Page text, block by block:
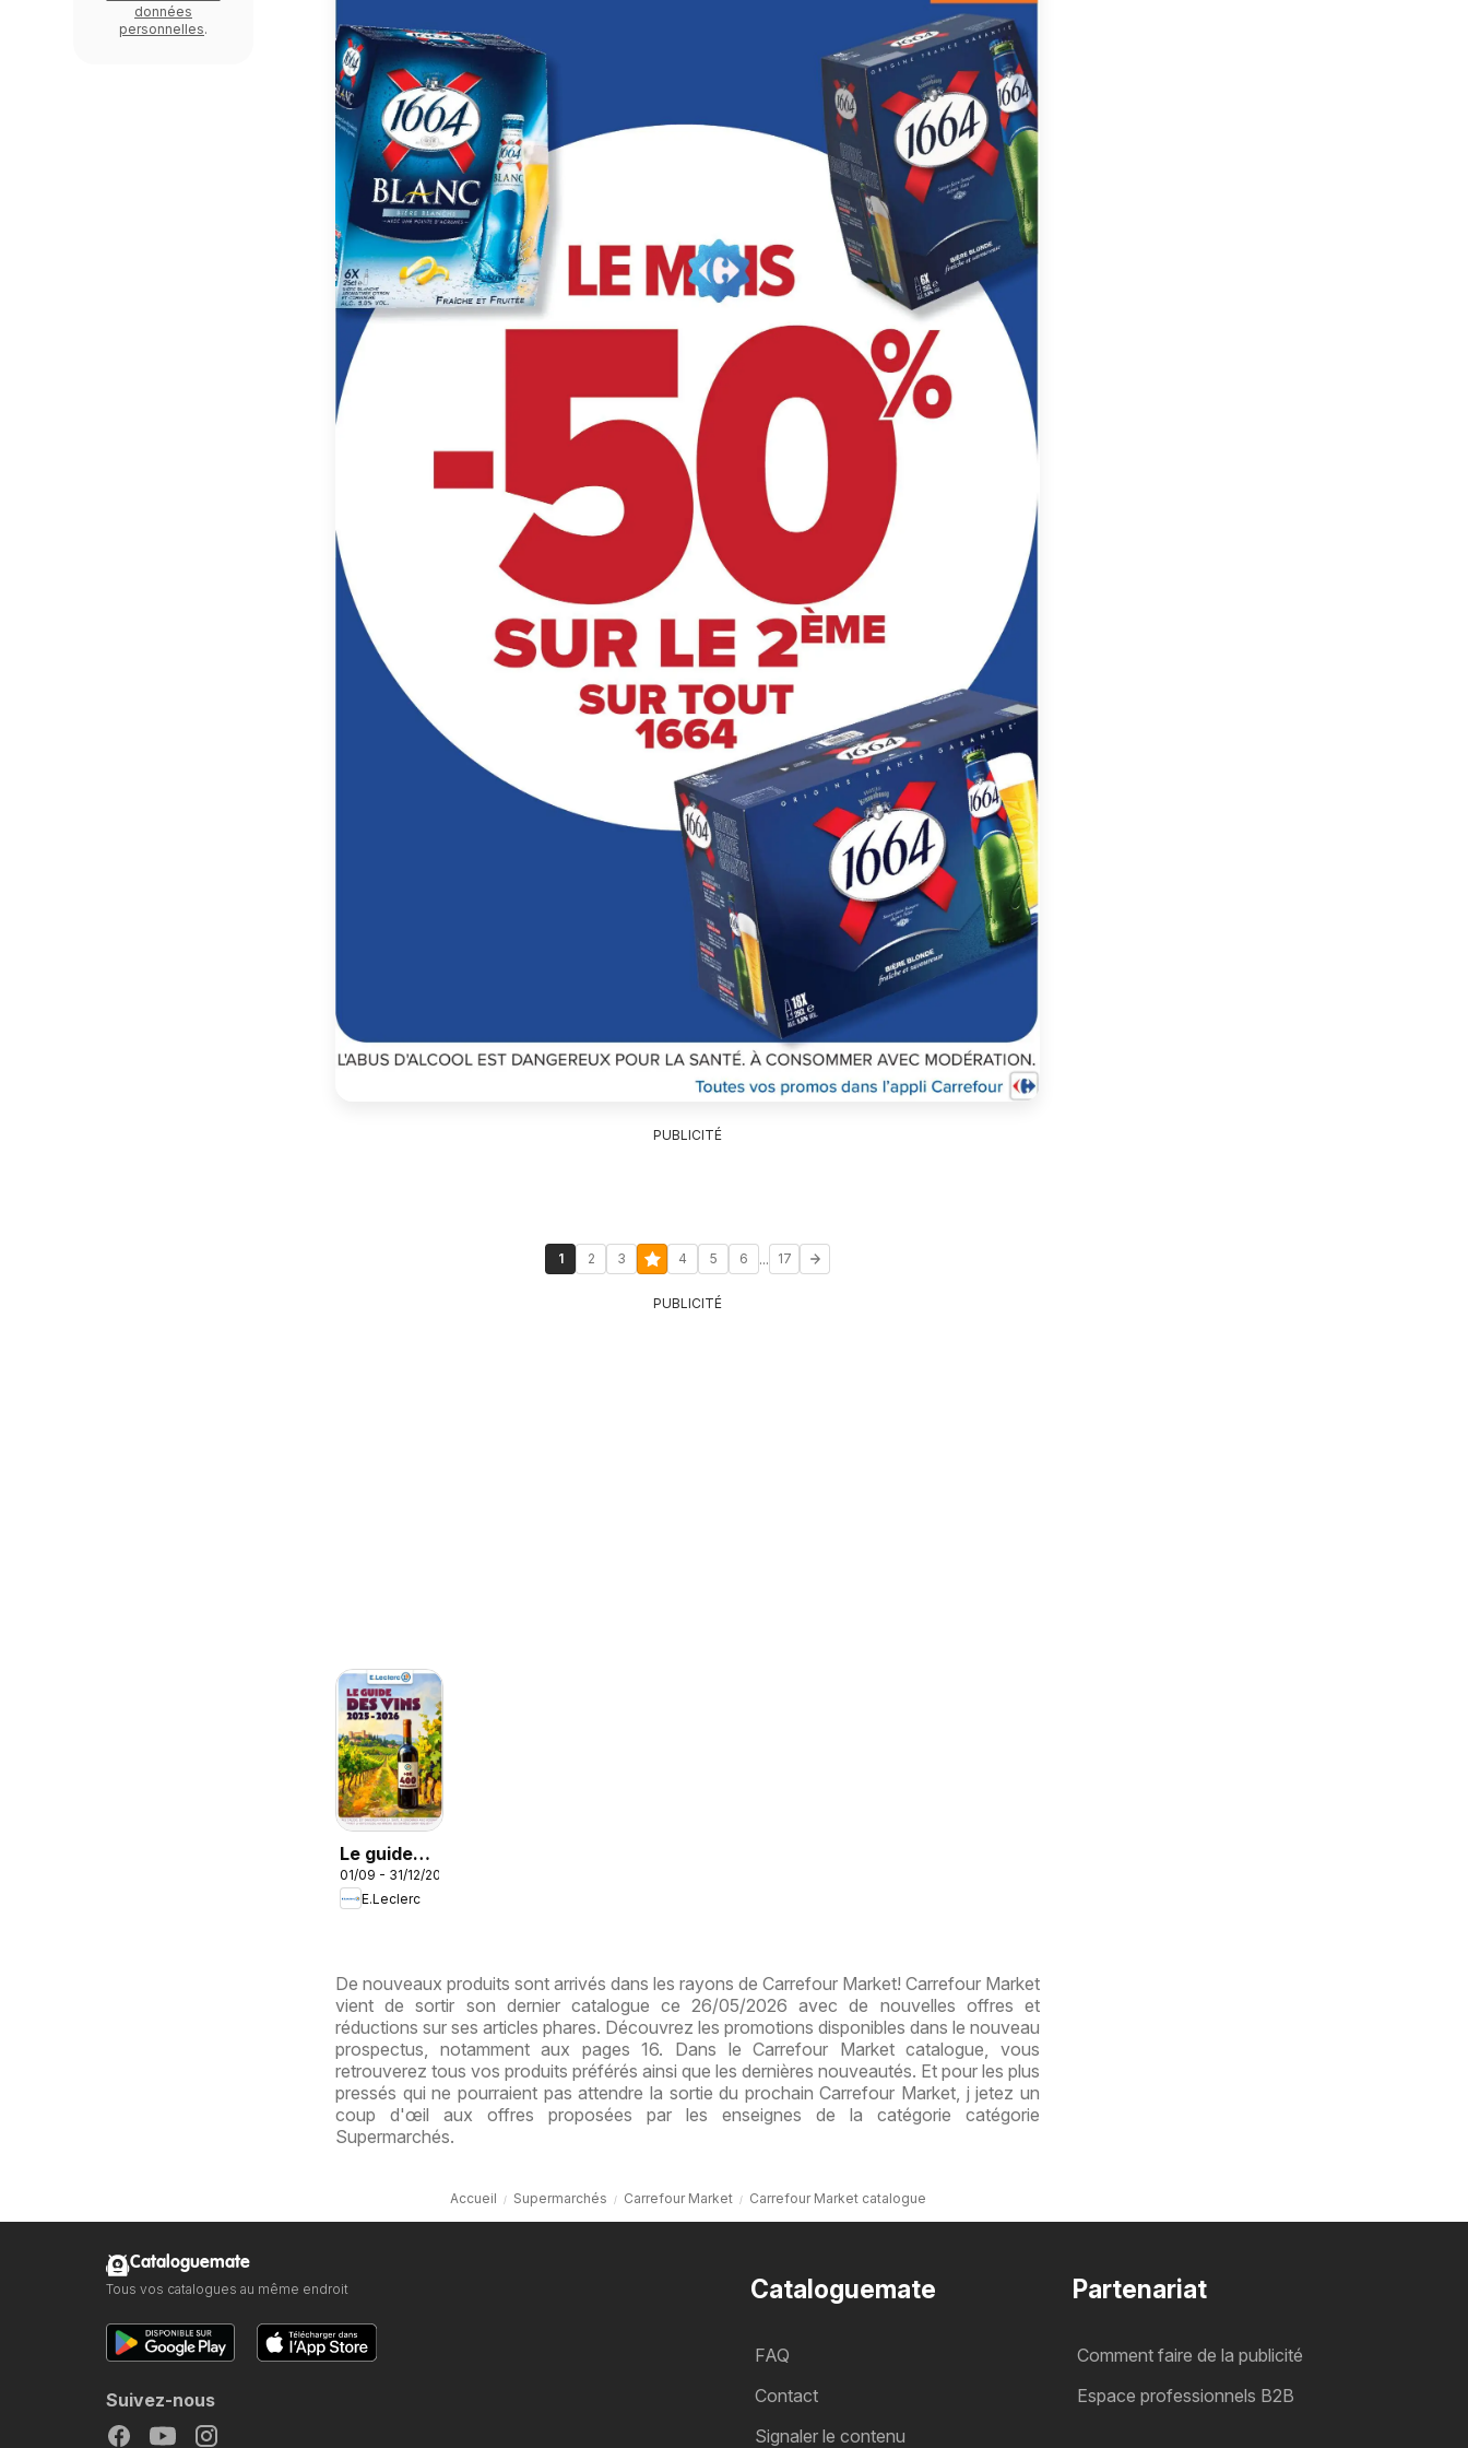
PUBLICITÉ
1 2 3 4 5 6 ... 17
PUBLICITÉ
Le guide
des vins
01/09 - 31/12/2026
E.Leclerc
De nouveaux produits sont arrivés dans les rayons de Carrefour Market! Carrefour Market
vient de sortir son dernier catalogue ce 26/05/2026 avec de nouvelles offres et
réductions sur ses articles phares. Découvrez les promotions disponibles dans le nouveau
prospectus, notamment aux pages 16. Dans le Carrefour Market catalogue, vous
retrouverez tous vos produits préférés ainsi que les dernières nouveautés. Et pour les plus
pressés qui ne pourraient pas attendre la sortie du prochain Carrefour Market, j jetez un
coup d'œil aux offres proposées par les enseignes de la catégorie catégorie
Supermarchés.
Accueil Supermarchés Carrefour Market Carrefour Market catalogue
données
personnelles.
Cataloguemate
FAQ
Contact
Signaler le contenu
Partenariat
Comment faire de la publicité
Espace professionnels B2B
Cataloguemate
Tous vos catalogues au même endroit
Suivez-nous